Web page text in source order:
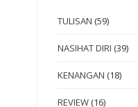
TULISAN (59)
NASIHAT DIRI (39)
KENANGAN (18)
REVIEW (16)